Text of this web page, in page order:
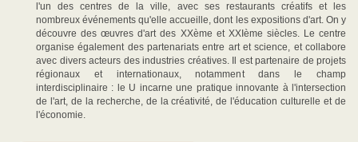
l'un des centres de la ville, avec ses restaurants créatifs et les
nombreux événements qu'elle accueille, dont les expositions d'art. On y
découvre des œuvres d'art des XXème et XXIème siècles. Le centre
organise également des partenariats entre art et science, et collabore
avec divers acteurs des industries créatives. Il est partenaire de projets
régionaux et internationaux, notamment dans le champ
interdisciplinaire : le U incarne une pratique innovante à l'intersection
de l'art, de la recherche, de la créativité, de l'éducation culturelle et de
l'économie.